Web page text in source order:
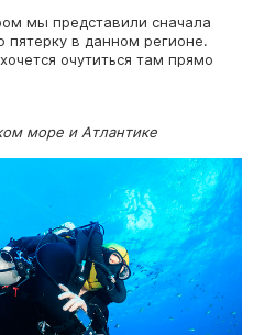
мы представили сначала
в данном регионе.
очутиться там прямо
море и Атлантике